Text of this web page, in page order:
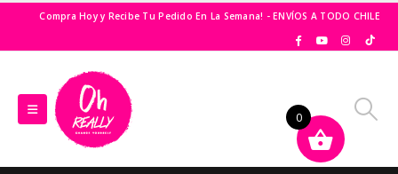
Compra Hoy y Recibe Tu Pedido En La Semana! - ENVÍOS A TODO CHILE
0